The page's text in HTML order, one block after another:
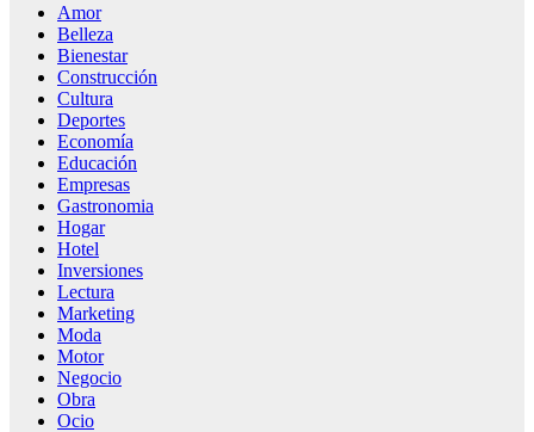
Amor
Belleza
Bienestar
Construcción
Cultura
Deportes
Economía
Educación
Empresas
Gastronomia
Hogar
Hotel
Inversiones
Lectura
Marketing
Moda
Motor
Negocio
Obra
Ocio